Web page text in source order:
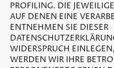
PROFILING. DIE
AUF DENEN EINE
ENTNEHMEN SIE DIESER
WIDERSPRUCH EINLEGEN,
WERDEN WIR IHRE